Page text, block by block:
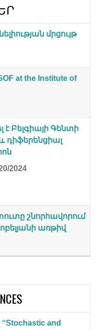
մրցույթ
at the Institute of
է Բելգիայի Գենտի
դիֆերենցիալ
2024
շնորհավորում
առթիվ
and